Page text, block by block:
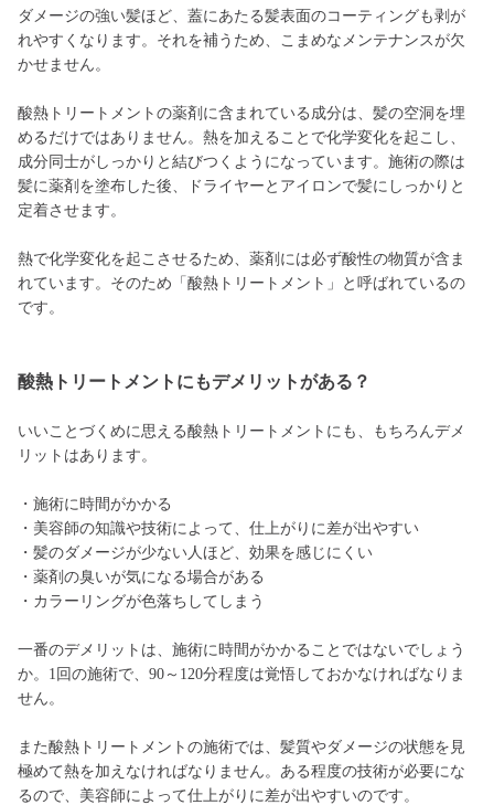
ダメージの強い髪ほど、蓋にあたる髪表面のコーティングも剥が
れやすくなります。それを補うため、こまめなメンテナンスが欠
かせません。
酸熱トリートメントの薬剤に含まれている成分は、髪の空洞を埋
めるだけではありません。熱を加えることで化学変化を起こし、
成分同士がしっかりと結びつくようになっています。施術の際は
髪に薬剤を塗布した後、ドライヤーとアイロンで髪にしっかりと
定着させます。
熱で化学変化を起こさせるため、薬剤には必ず酸性の物質が含ま
れています。そのため「酸熱トリートメント」と呼ばれているの
です。
酸熱トリートメントにもデメリットがある？
いいことづくめに思える酸熱トリートメントにも、もちろんデメ
リットはあります。
・施術に時間がかかる
・美容師の知識や技術によって、仕上がりに差が出やすい
・髪のダメージが少ない人ほど、効果を感じにくい
・薬剤の臭いが気になる場合がある
・カラーリングが色落ちしてしまう
一番のデメリットは、施術に時間がかかることではないでしょう
か。1回の施術で、90～120分程度は覚悟しておかなければなりま
せん。
また酸熱トリートメントの施術では、髪質やダメージの状態を見
極めて熱を加えなければなりません。ある程度の技術が必要にな
るので、美容師によって仕上がりに差が出やすいのです。